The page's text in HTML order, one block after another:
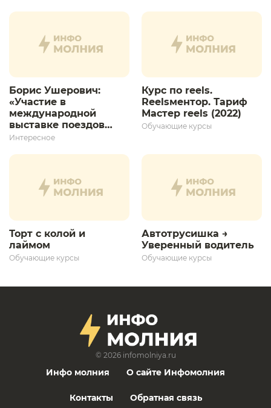
Борис Ушерович:
«Участие в
международной
выставке поездов
дает толчок для
развития»
Интересное
Курс по reels.
Reelsментор. Тариф
Мастер reels (2022)
Обучающие курсы
Торт с колой и
лаймом
Обучающие курсы
Автотрусишка →
Уверенный водитель​
Обучающие курсы
© 2026 infomolniya.ru
Инфо молния О сайте Инфомолния
Контакты Обратная связь